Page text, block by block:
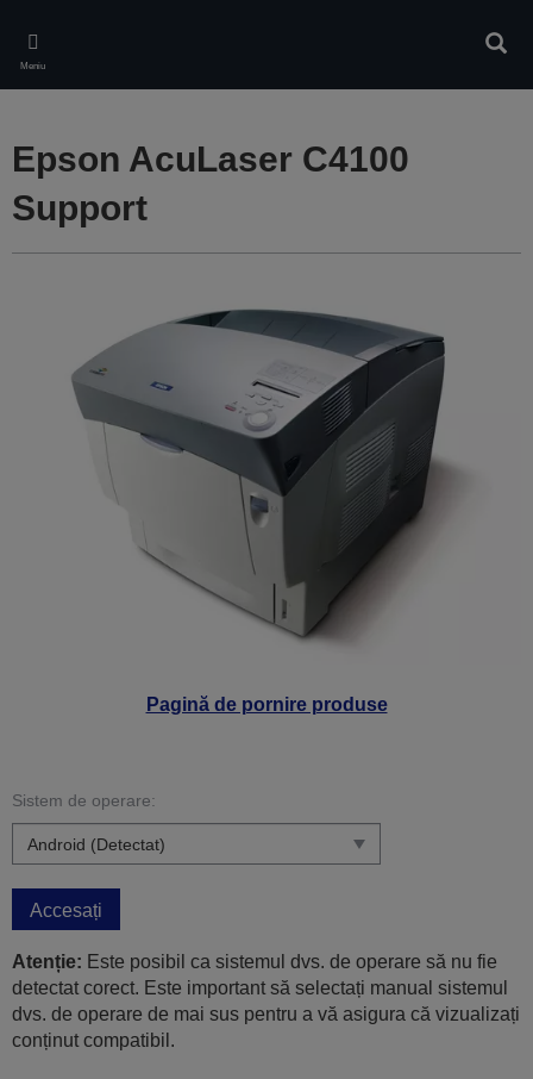
main
content
Meniu
Pagină de pornire produse
Epson AcuLaser C4100
Support
Sistem de operare:
Accesați
Atenție: Este posibil ca sistemul dvs. de operare să nu fie
detectat corect. Este important să selectați manual sistemul
dvs. de operare de mai sus pentru a vă asigura că vizualizați
conținut compatibil.